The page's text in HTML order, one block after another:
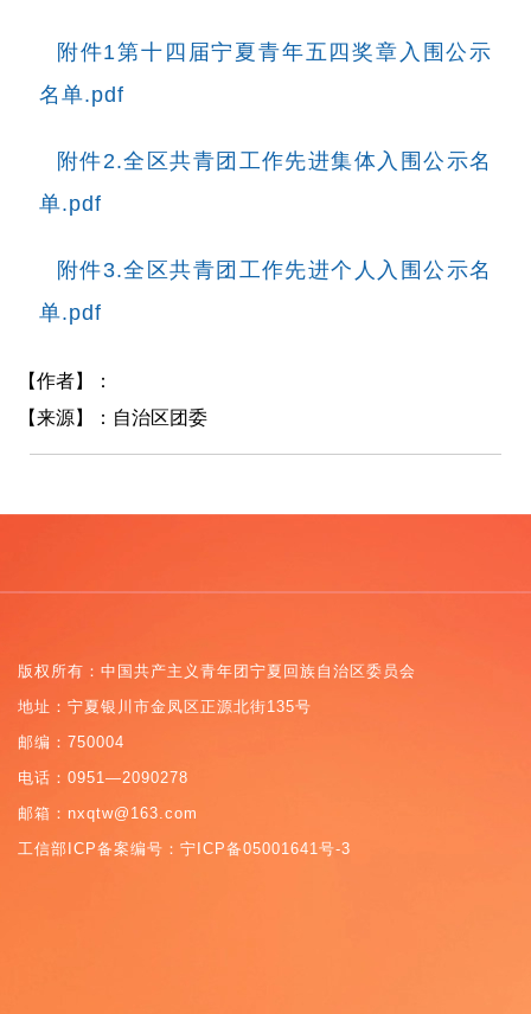
附件1第十四届宁夏青年五四奖章入围公示
名单.pdf
附件2.全区共青团工作先进集体入围公示名
单.pdf
附件3.全区共青团工作先进个人入围公示名
单.pdf
【作者】：
【来源】：自治区团委
版权所有：中国共产主义青年团宁夏回族自治区委员会
地址：宁夏银川市金凤区正源北街135号
邮编：750004
电话：0951—2090278
邮箱：nxqtw@163.com
工信部ICP备案编号： 宁ICP备05001641号-3